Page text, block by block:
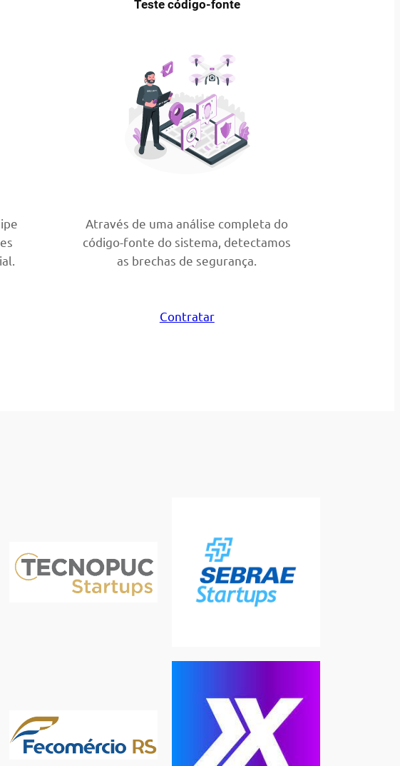
Teste código-fonte
Através de uma análise completa do
código-fonte do sistema, detectamos
as brechas de segurança.
Contratar